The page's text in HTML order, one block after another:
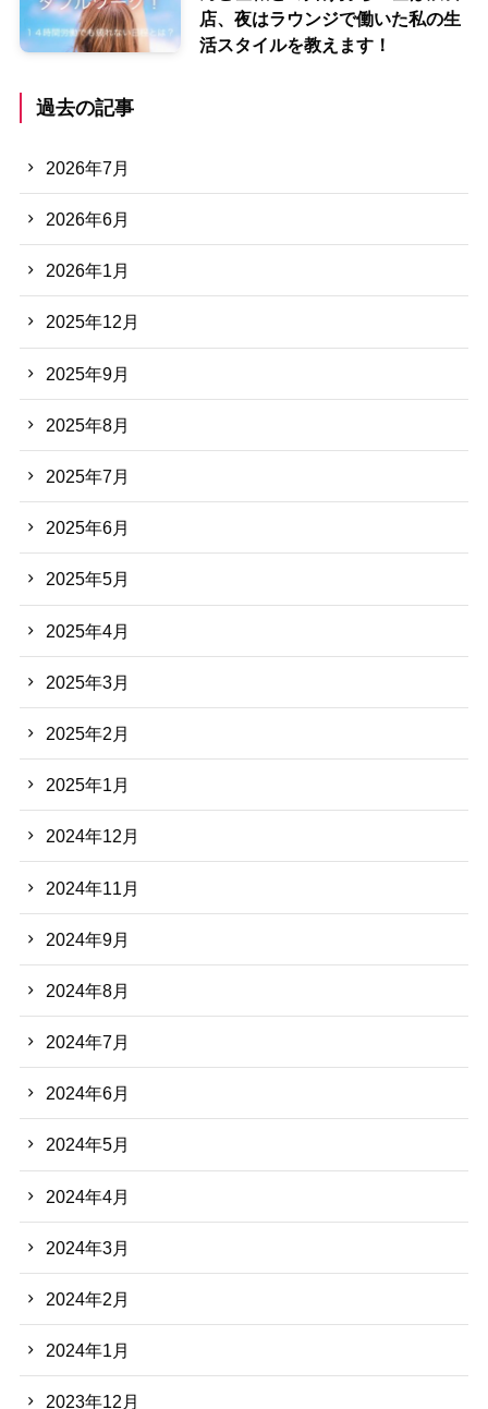
店、夜はラウンジで働いた私の生
活スタイルを教えます！
過去の記事
2026年7月
2026年6月
2026年1月
2025年12月
2025年9月
2025年8月
2025年7月
2025年6月
2025年5月
2025年4月
2025年3月
2025年2月
2025年1月
2024年12月
2024年11月
2024年9月
2024年8月
2024年7月
2024年6月
2024年5月
2024年4月
2024年3月
2024年2月
2024年1月
2023年12月